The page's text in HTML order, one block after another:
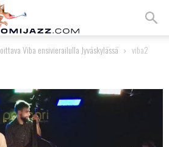
Viba ensivierailulla Jyväskylässä viba2